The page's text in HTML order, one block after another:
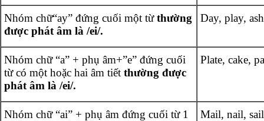
Nhóm chữ“ay” đứng cuối một từthường
được phát âm là /ei/.
Day, play,
Nhóm chữ “a” + phụ âm+”e” đứng cuối
từ có một hoặc hai âm tiết thường được
phát âm là /ei/.
Plate, cake,
Nhóm chữ “ai” + phụ âm đứng cuối từ 1 Mail, nail,